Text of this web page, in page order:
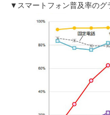
▼スマートフォン普及率のグ